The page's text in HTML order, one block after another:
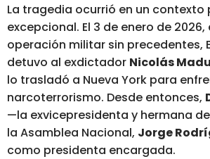
La tragedia ocurrió en un contexto
excepcional. El 3 de enero de 2026,
operación militar sin precedentes,
detuvo al exdictador Nicolás
lo trasladó a Nueva York para
narcoterrorismo. Desde entonces,
—la exvicepresidenta y hermana
la Asamblea Nacional, Jorge
como presidenta encargada.